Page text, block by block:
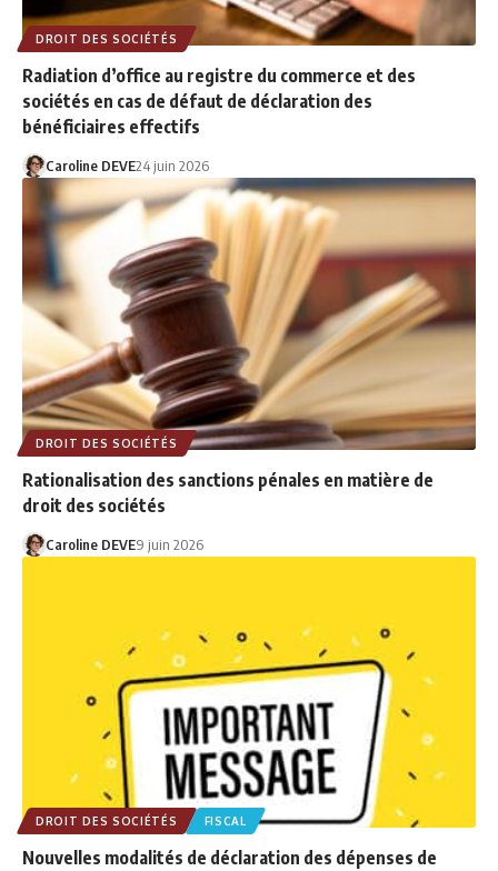
DROIT DES SOCIÉTÉS
Radiation d’office au registre du commerce et des
sociétés en cas de défaut de déclaration des
bénéficiaires effectifs
Caroline DEVE24 juin 2026
DROIT DES SOCIÉTÉS
Rationalisation des sanctions pénales en matière de
droit des sociétés
Caroline DEVE9 juin 2026
DROIT DES SOCIÉTÉS FISCAL
Nouvelles modalités de déclaration des dépenses de